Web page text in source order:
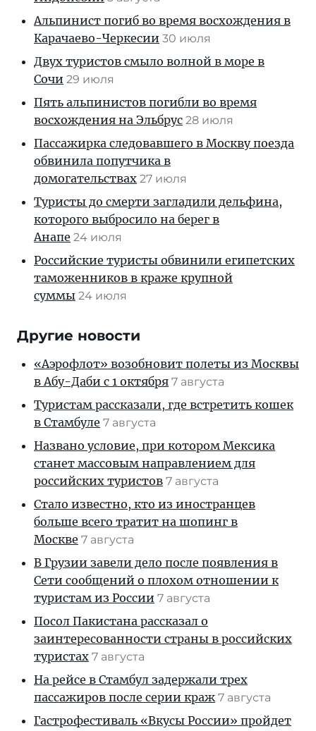
Альпинист погиб во время восхождения в
Карачаево-Черкесии 30 июля
Двух туристов смыло волной в море в
Сочи 29 июля
Пять альпинистов погибли во время
восхождения на Эльбрус 28 июля
Пассажирка следовавшего в Москву поезда
обвинила попутчика в
домогательствах 27 июля
Туристы до смерти загладили дельфина,
которого выбросило на берег в
Анапе 24 июля
Российские туристы обвинили египетских
таможенников в краже крупной
суммы 24 июля
Другие новости
«Аэрофлот» возобновит полеты из Москвы
в Абу-Даби с 1 октября 7 августа
Туристам рассказали, где встретить кошек
в Стамбуле 7 августа
Названо условие, при котором Мексика
станет массовым направлением для
российских туристов 7 августа
Стало известно, кто из иностранцев
больше всего тратит на шопинг в
Москве 7 августа
В Грузии завели дело после появления в
Сети сообщений о плохом отношении к
туристам из России 7 августа
Посол Пакистана рассказал о
заинтересованности страны в российских
туристах 7 августа
На рейсе в Стамбул задержали трех
пассажиров после серии краж 7 августа
Гастрофестиваль «Вкусы России» пройдет